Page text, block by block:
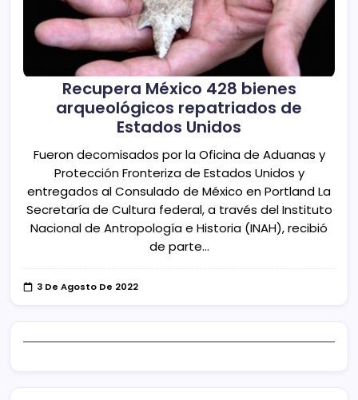
Recupera México 428 bienes
arqueológicos repatriados de
Estados Unidos
Fueron decomisados por la Oficina de Aduanas y
Protección Fronteriza de Estados Unidos y
entregados al Consulado de México en Portland La
Secretaría de Cultura federal, a través del Instituto
Nacional de Antropología e Historia (INAH), recibió
de parte…
3 De Agosto De 2022